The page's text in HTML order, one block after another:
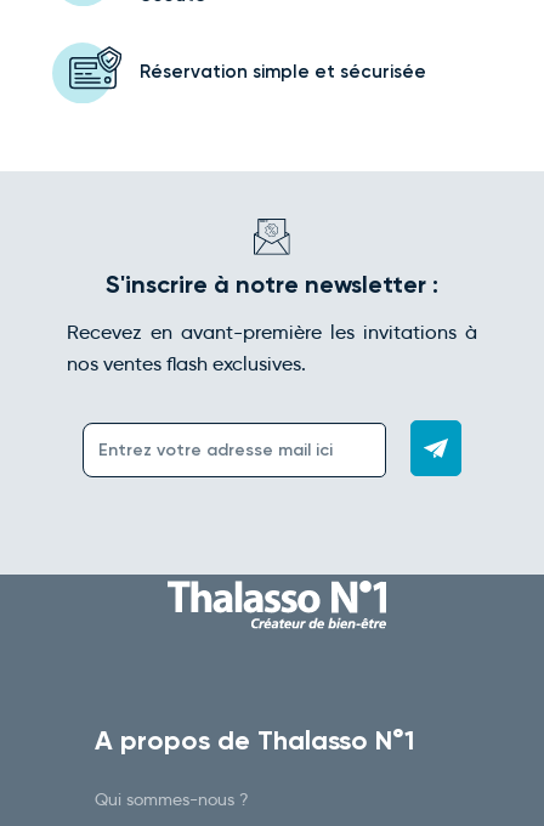
Réservation simple et sécurisée
S'inscrire à notre newsletter :
Recevez en avant-première les invitations à
nos ventes flash exclusives.
A propos de Thalasso N°1
Qui sommes-nous ?